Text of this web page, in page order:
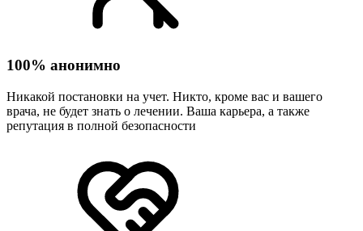
100% анонимно
Никакой постановки на учет. Никто, кроме вас и вашего
врача, не будет знать о лечении. Ваша карьера, а также
репутация в полной безопасности